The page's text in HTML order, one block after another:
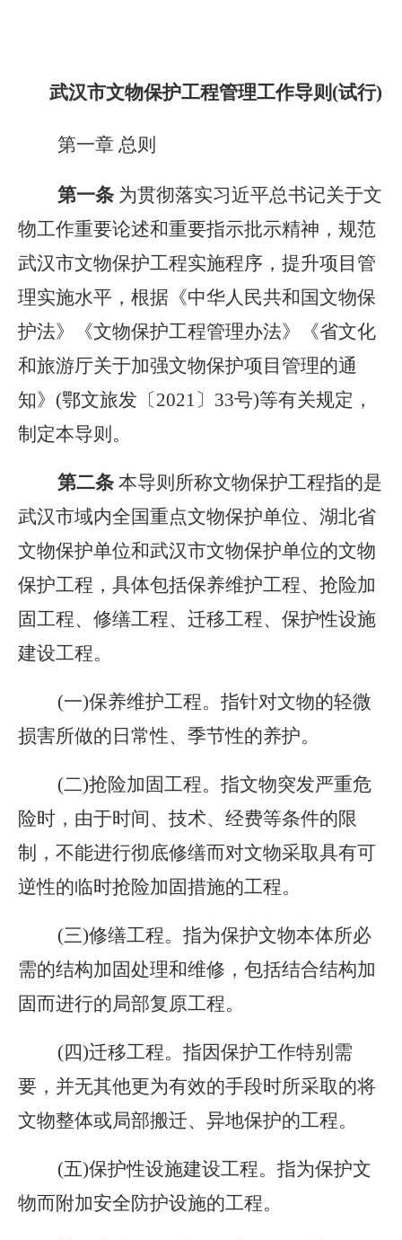
武汉市文物保护工程管理工作导则(试行)
第一章 总则
第一条 为贯彻落实习近平总书记关于文
物工作重要论述和重要指示批示精神，规范
武汉市文物保护工程实施程序，提升项目管
理实施水平，根据《中华人民共和国文物保
护法》《文物保护工程管理办法》《省文化
和旅游厅关于加强文物保护项目管理的通
知》(鄂文旅发〔2021〕33号)等有关规定，
制定本导则。
第二条 本导则所称文物保护工程指的是
武汉市域内全国重点文物保护单位、湖北省
文物保护单位和武汉市文物保护单位的文物
保护工程，具体包括保养维护工程、抢险加
固工程、修缮工程、迁移工程、保护性设施
建设工程。
(一)保养维护工程。指针对文物的轻微
损害所做的日常性、季节性的养护。
(二)抢险加固工程。指文物突发严重危
险时，由于时间、技术、经费等条件的限
制，不能进行彻底修缮而对文物采取具有可
逆性的临时抢险加固措施的工程。
(三)修缮工程。指为保护文物本体所必
需的结构加固处理和维修，包括结合结构加
固而进行的局部复原工程。
(四)迁移工程。指因保护工作特别需
要，并无其他更为有效的手段时所采取的将
文物整体或局部搬迁、异地保护的工程。
(五)保护性设施建设工程。指为保护文
物而附加安全防护设施的工程。